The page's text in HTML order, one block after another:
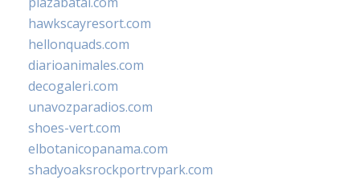
hawkscayresort.com
hellonquads.com
diarioanimales.com
decogaleri.com
unavozparadios.com
shoes-vert.com
elbotanicopanama.com
shadyoaksrockportrvpark.com